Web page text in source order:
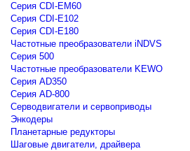
Серия CDI-EM60
Серия CDI-E102
Серия CDI-E180
Частотные преобразователи iNDVS
Серия 500
Частотные преобразователи KEWO
Серия AD350
Серия AD-800
Серводвигатели и сервоприводы
Энкодеры
Планетарные редукторы
Шаговые двигатели, драйвера